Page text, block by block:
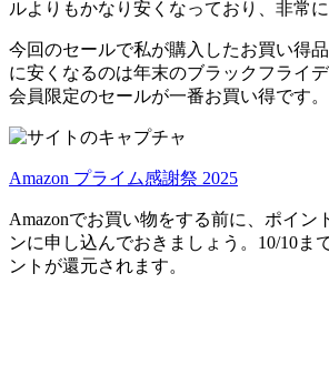
ルよりもかなり安く なっており、非常
今回のセールで私が購入したお買い得
に安くなるのは年末のブラックフライ
会員限定のセールが一番お買い得です。
Amazon プライム感謝祭 2025
Amazonでお買い物をする前に、ポイン
ンに申し込んでおきましょう。10/10ま
ントが還元されます。